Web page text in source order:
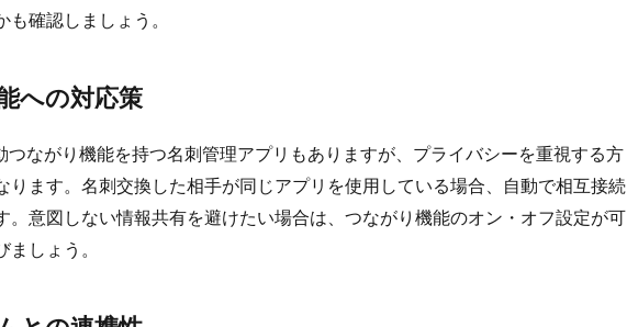
も確認しましょう。
への対応策
つながり機能を持つ名刺管理アプリもありますが、プライバシーを重視する方
ります。名刺交換した相手が同じアプリを使用している場合、自動で相互接続
。意図しない情報共有を避けたい場合は、つながり機能のオン・オフ設定が可
ましょう。